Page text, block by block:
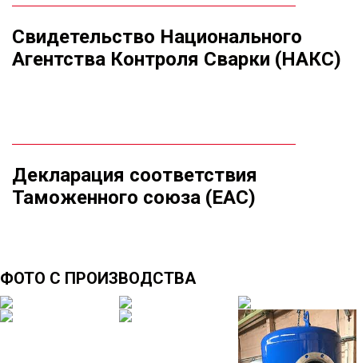
Свидетельство Национального
Агентства Контроля Сварки (НАКС)
Декларация соответствия
Таможенного союза (ЕАС)
ФОТО С ПРОИЗВОДСТВА